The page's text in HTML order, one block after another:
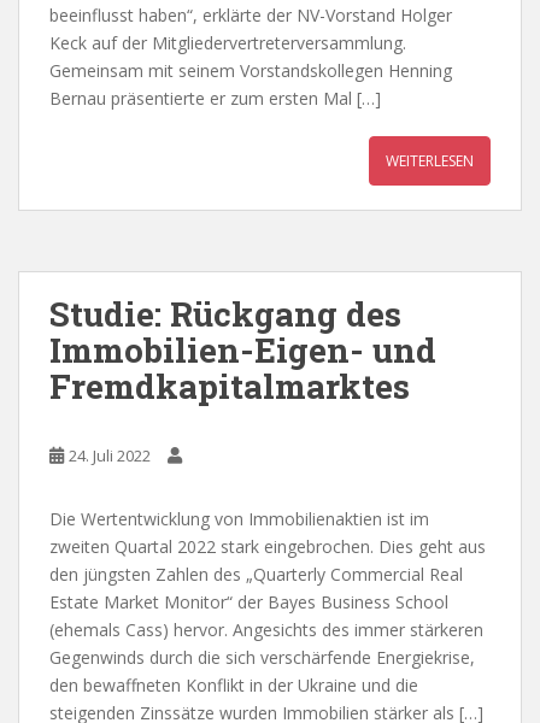
beeinflusst haben“, erklärte der NV-Vorstand Holger
Keck auf der Mitgliedervertreterversammlung.
Gemeinsam mit seinem Vorstandskollegen Henning
Bernau präsentierte er zum ersten Mal […]
WEITERLESEN
Studie: Rückgang des
Immobilien-Eigen- und
Fremdkapitalmarktes
24. Juli 2022
Die Wertentwicklung von Immobilienaktien ist im
zweiten Quartal 2022 stark eingebrochen. Dies geht aus
den jüngsten Zahlen des „Quarterly Commercial Real
Estate Market Monitor“ der Bayes Business School
(ehemals Cass) hervor. Angesichts des immer stärkeren
Gegenwinds durch die sich verschärfende Energiekrise,
den bewaffneten Konflikt in der Ukraine und die
steigenden Zinssätze wurden Immobilien stärker als […]